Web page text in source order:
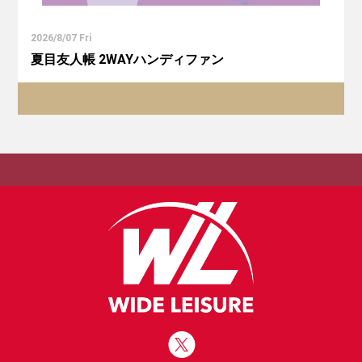
2026/8/07 Fri
夏目友人帳 2WAYハンディファン